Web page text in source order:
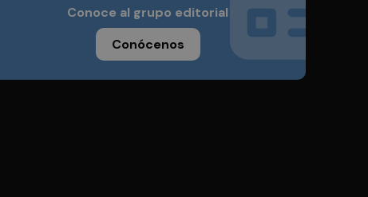
Conoce al grupo editorial
Conócenos